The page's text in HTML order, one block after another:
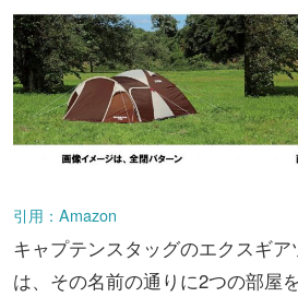
引用：Amazon
キャプテンスタッグのエクスギ
は、その名前の通りに2つの部屋